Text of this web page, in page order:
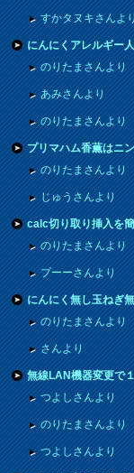
すかタヌキさんよ
にんにくアレルギー
のりたまさんより
あみさんより
のりたまさんより
プリマハム香薫はニ
のりたまさんより
じゅうさんより
calc切り取り挿入を
のりたまさんより
プーーさんより
にんにく無し玉ねぎ
のりたまさんより
さんより
無線LAN機器変更で
つよしさんより
のりたまさんより
つよしさんより